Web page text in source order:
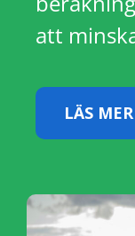
att
LÄS MER